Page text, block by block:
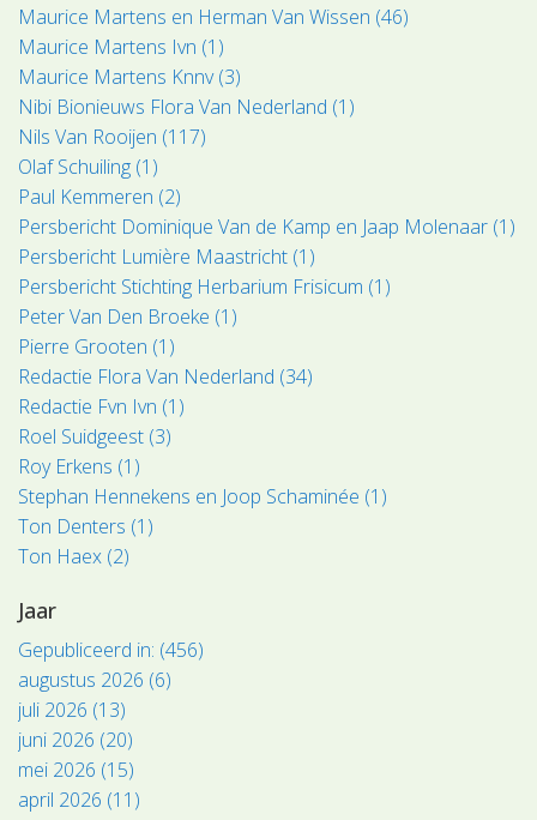
Maurice Martens en Herman Van Wissen (46)
Maurice Martens Ivn (1)
Maurice Martens Knnv (3)
Nibi Bionieuws Flora Van Nederland (1)
Nils Van Rooijen (117)
Olaf Schuiling (1)
Paul Kemmeren (2)
Persbericht Dominique Van de Kamp en Jaap Molenaar (1)
Persbericht Lumière Maastricht (1)
Persbericht Stichting Herbarium Frisicum (1)
Peter Van Den Broeke (1)
Pierre Grooten (1)
Redactie Flora Van Nederland (34)
Redactie Fvn Ivn (1)
Roel Suidgeest (3)
Roy Erkens (1)
Stephan Hennekens en Joop Schaminée (1)
Ton Denters (1)
Ton Haex (2)
Jaar
Gepubliceerd in: (456)
augustus 2026 (6)
juli 2026 (13)
juni 2026 (20)
mei 2026 (15)
april 2026 (11)